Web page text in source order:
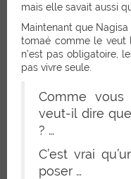
mais elle savait aussi
Maintenant que
tomaé comme le veut
n’est pas obligatoire,
pas vivre seule.
Comme
veut-il dire
? …
C’est vrai
poser …